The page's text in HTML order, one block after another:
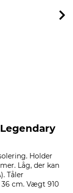
Holder
Låg, der kan
Tåler
36 cm. Vægt 910